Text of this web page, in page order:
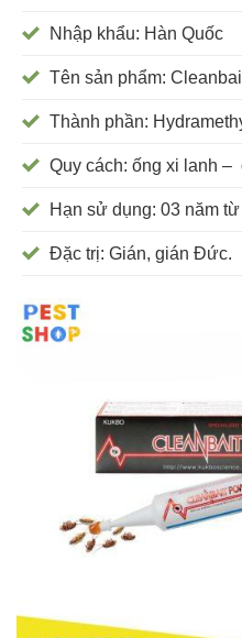
Nhập khẩu: Hàn Quốc
Tên sản phẩm:
Thành phần:
Quy cách: ống xi lanh –
Hạn sử dụng: 03 năm
Đặc trị: Gián, gián Đức.